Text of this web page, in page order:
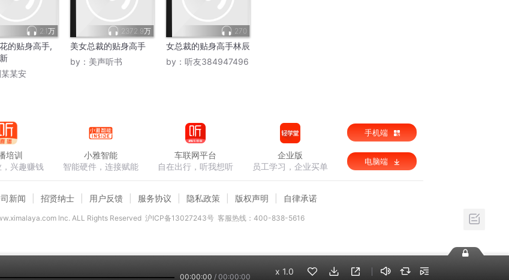
2.1万
的贴身高手,
某安
2372.9万
美女总裁的贴身高手
by： 美声听书
270
女总裁的贴身高手林辰
by： 听友384947496
00:00:00 / 00:00:00
x 1.0
培训
兴趣赚钱
小雅智能
智能硬件，连接赋能
车联网平台
自在出行，听我想听
企业版
员工学习，企业买单
手机端
电脑端
新闻 招贤纳士 用户反馈 服务协议 隐私政策 版权声明 自律承诺
lnc. ALL Rights Reserved 沪ICP备13027243号 客服热线：400-838-5616